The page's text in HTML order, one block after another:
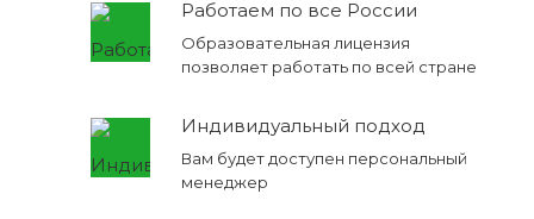
Работаем по все России
Образовательная лицензия
позволяет работать по всей стране
Индивидуальный подход
Вам будет доступен персональный
менеджер